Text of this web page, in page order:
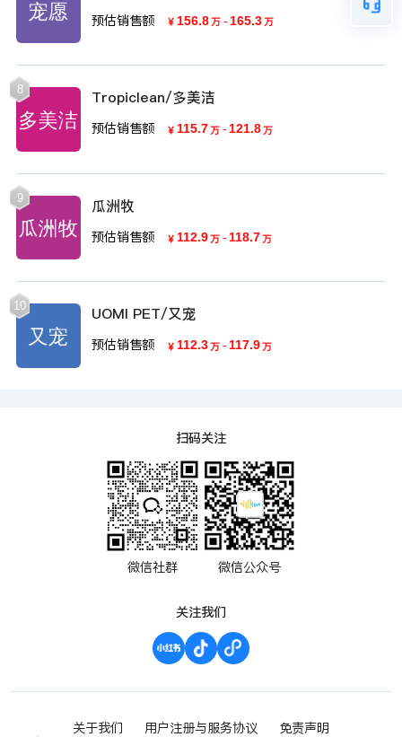
预估销售额 ￥ 156.8万 - 165.3万
8 Tropiclean/多美洁
预估销售额 ￥ 115.7万 - 121.8万
9 瓜洲牧
预估销售额 ￥ 112.9万 - 118.7万
10 UOMI PET/又宠
预估销售额 ￥ 112.3万 - 117.9万
扫码关注
微信社群 微信公众号
关注我们
关于我们 用户注册与服务协议 免责声明